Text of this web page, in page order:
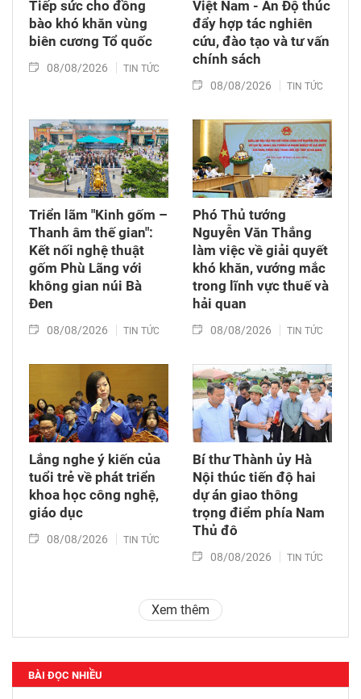
Tiếp sức cho đồng
bào khó khăn vùng
biên cương Tổ quốc
08/08/2026 TIN TỨC
Việt Nam - Ấn Độ thúc
đẩy hợp tác nghiên
cứu, đào tạo và tư vấn
chính sách
08/08/2026 TIN TỨC
Triển lãm "Kinh gốm –
Thanh âm thế gian":
Kết nối nghệ thuật
gốm Phù Lãng với
không gian núi Bà
Đen
08/08/2026 TIN TỨC
Phó Thủ tướng
Nguyễn Văn Thắng
làm việc về giải quyết
khó khăn, vướng mắc
trong lĩnh vực thuế và
hải quan
08/08/2026 TIN TỨC
Lắng nghe ý kiến của
tuổi trẻ về phát triển
khoa học công nghệ,
giáo dục
08/08/2026 TIN TỨC
Bí thư Thành ủy Hà
Nội thúc tiến độ hai
dự án giao thông
trọng điểm phía Nam
Thủ đô
08/08/2026 TIN TỨC
Xem thêm
BÀI ĐỌC NHIỀU